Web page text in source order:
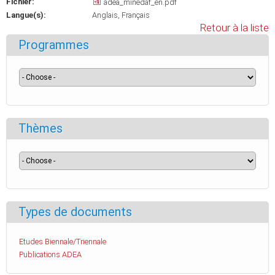
adea_minedaf_en.pdf
Langue(s):
Anglais Français
Retour à la liste
Programmes
Thèmes
Types de documents
Etudes Biennale/Triennale
Publications ADEA